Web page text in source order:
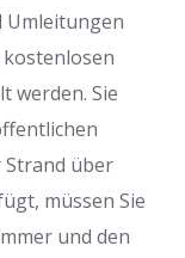
Umleitungen
werden. Sie
Strand über
müssen Sie
und den